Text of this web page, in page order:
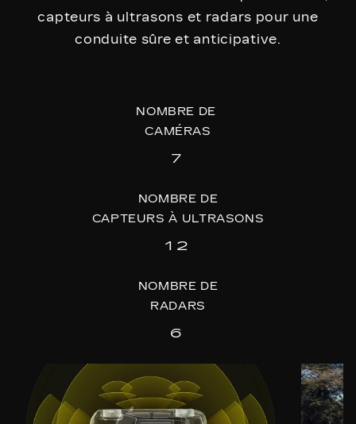
capteurs à ultrasons et radars pour une
conduite sûre et anticipative.
NOMBRE DE
CAMÉRAS
7
NOMBRE DE
CAPTEURS À ULTRASONS
12
NOMBRE DE
RADARS
6